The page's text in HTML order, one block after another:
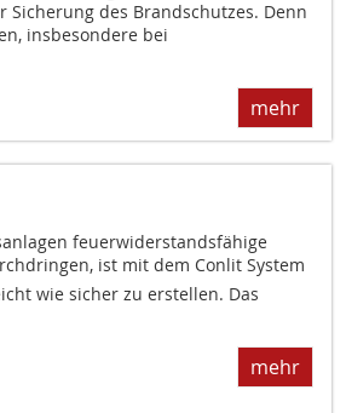
Sicherung des Brandschutzes. Denn
insbesondere bei
mehr
feuerwiderstandsfähige
ist mit dem Conlit System
wie sicher zu erstellen. Das
mehr